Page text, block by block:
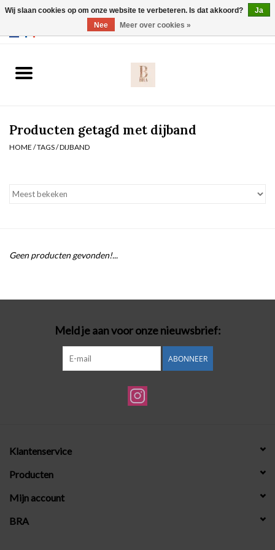
Slip
Nachtmode
Badmode
Lingerie-accessoires
Cadeaubonnen
Producten getagd met dijband
HOME /TAGS/DIJBAND
Geen producten gevonden!...
Meld je aan voor onze nieuwsbrief:
ABONNEER
Klantenservice
Producten
Mijn account
BRA
Wij slaan cookies op om onze website te verbeteren. Is dat akkoord?
Ja
Nee
Meer over cookies »
Webshop werkt met EU maten. .